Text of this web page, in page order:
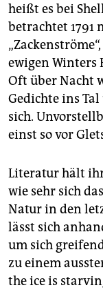
heißt es bei
betrachtet 1791
ewigen Winters
Oft über Nacht
Gedichte ins
sich.
einst so vor
Literatur hält
wie sehr sich
Natur in den
lässt sich
um sich
zu einem
the ice is